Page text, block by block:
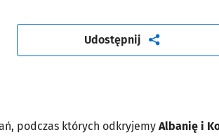
Udostępnijartykuł
podczas których odkryjemy Albanię i